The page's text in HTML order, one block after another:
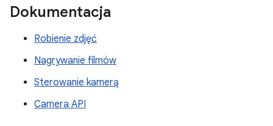
Dokumentacja
Robienie zdjęć
Nagrywanie filmów
Sterowanie kamerą
Camera API